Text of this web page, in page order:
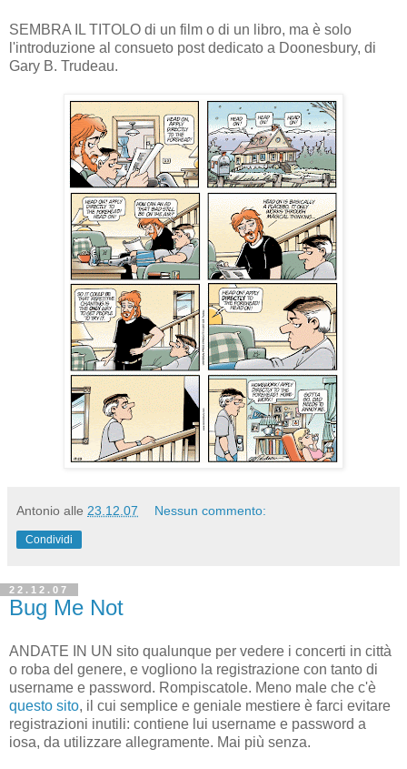
SEMBRA IL TITOLO di un film o di un libro, ma è solo
l'introduzione al consueto post dedicato a Doonesbury, di
Gary B. Trudeau.
Antonio alle 23.12.07 Nessun commento:
Condividi
22.12.07
Bug Me Not
ANDATE IN UN sito qualunque per vedere i concerti in città
o roba del genere, e vogliono la registrazione con tanto di
username e password. Rompiscatole. Meno male che c'è
questo sito, il cui semplice e geniale mestiere è farci evitare
registrazioni inutili: contiene lui username e password a
iosa, da utilizzare allegramente. Mai più senza.